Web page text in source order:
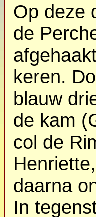
Op deze
de
keren.
blauw
de kam
col de
daarna
In